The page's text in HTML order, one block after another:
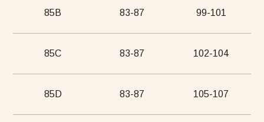
85B 83-87 99-101
85C 83-87 102-104
85D 83-87 105-107